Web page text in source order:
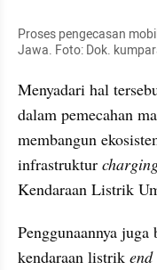
Proses pengecasan
Jawa. Foto: Dok.
Menyadari hal
dalam pemecahan
membangun
infrastruktur
Kendaraan Listrik
Penggunaannya
kendaraan listrik